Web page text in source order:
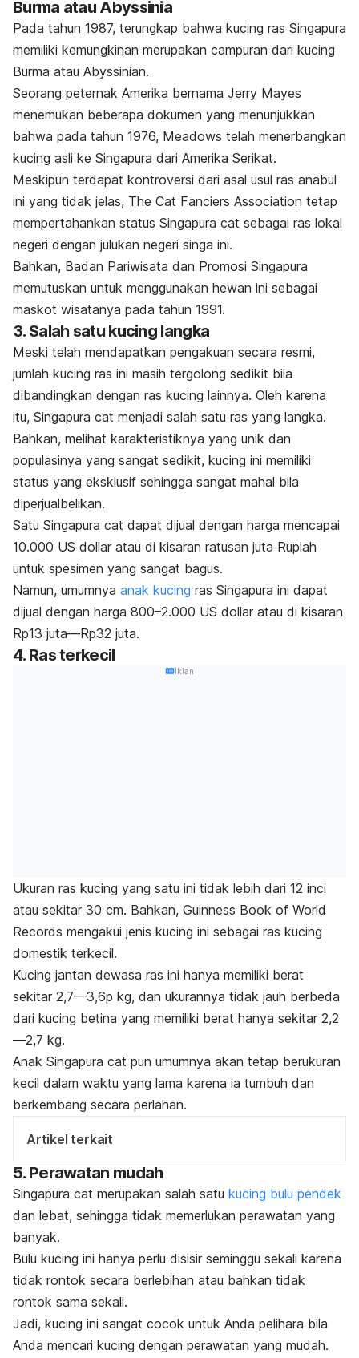
Burma atau Abyssinia
Pada tahun 1987, terungkap bahwa kucing ras Singapura
memiliki kemungkinan merupakan campuran dari kucing
Burma atau Abyssinian.
Seorang peternak Amerika bernama Jerry Mayes
menemukan beberapa dokumen yang menunjukkan
bahwa pada tahun 1976, Meadows telah menerbangkan
kucing asli ke Singapura dari Amerika Serikat.
Meskipun terdapat kontroversi dari asal usul ras anabul
ini yang tidak jelas, The Cat Fanciers Association tetap
mempertahankan status Singapura cat sebagai ras lokal
negeri dengan julukan negeri singa ini.
Bahkan, Badan Pariwisata dan Promosi Singapura
memutuskan untuk menggunakan hewan ini sebagai
maskot wisatanya pada tahun 1991.
3. Salah satu kucing langka
Meski telah mendapatkan pengakuan secara resmi,
jumlah kucing ras ini masih tergolong sedikit bila
dibandingkan dengan ras kucing lainnya. Oleh karena
itu, Singapura cat menjadi salah satu ras yang langka.
Bahkan, melihat karakteristiknya yang unik dan
populasinya yang sangat sedikit, kucing ini memiliki
status yang eksklusif sehingga sangat mahal bila
diperjualbelikan.
Satu Singapura cat dapat dijual dengan harga mencapai
10.000 US dollar atau di kisaran ratusan juta Rupiah
untuk spesimen yang sangat bagus.
Namun, umumnya anak kucing ras Singapura ini dapat
dijual dengan harga 800–2.000 US dollar atau di kisaran
Rp13 juta—Rp32 juta.
4. Ras terkecil
Iklan
Ukuran ras kucing yang satu ini tidak lebih dari 12 inci
atau sekitar 30 cm. Bahkan, Guinness Book of World
Records mengakui jenis kucing ini sebagai ras kucing
domestik terkecil.
Kucing jantan dewasa ras ini hanya memiliki berat
sekitar 2,7—3,6p kg, dan ukurannya tidak jauh berbeda
dari kucing betina yang memiliki berat hanya sekitar 2,2
—2,7 kg.
Anak Singapura cat pun umumnya akan tetap berukuran
kecil dalam waktu yang lama karena ia tumbuh dan
berkembang secara perlahan.
Artikel terkait
5. Perawatan mudah
Singapura cat merupakan salah satu kucing bulu pendek
dan lebat, sehingga tidak memerlukan perawatan yang
banyak.
Bulu kucing ini hanya perlu disisir seminggu sekali karena
tidak rontok secara berlebihan atau bahkan tidak
rontok sama sekali.
Jadi, kucing ini sangat cocok untuk Anda pelihara bila
Anda mencari kucing dengan perawatan yang mudah.